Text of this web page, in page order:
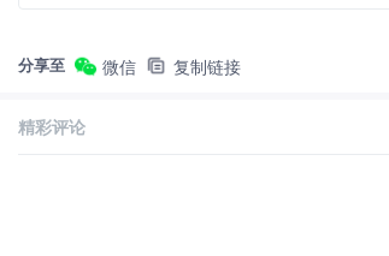
分享至 微信 复制链接
精彩评论